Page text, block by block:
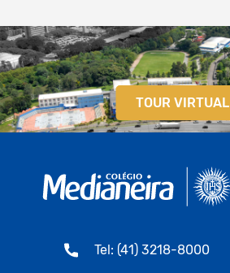
TOUR VIRTUAL
Tel: (41) 3218-8000